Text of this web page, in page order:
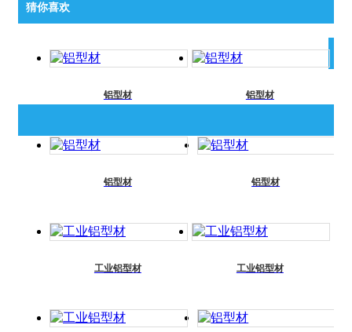
猜你喜欢
铝型材 铝型材
铝型材 铝型材
>>
工业铝型材 工业铝型材